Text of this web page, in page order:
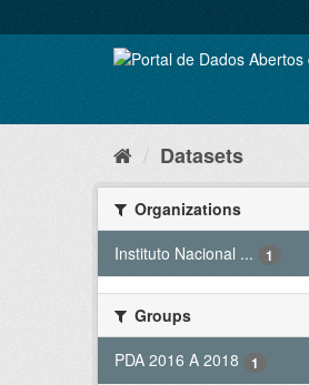
to
Datasets
Organizations
Instituto Nacional ...
1
Groups
PDA 2016 A 2018
1